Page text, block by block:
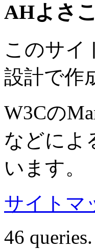
AHよさ
このサイ
設計で作
W3Cの
などによ
います。
サイトマ
46